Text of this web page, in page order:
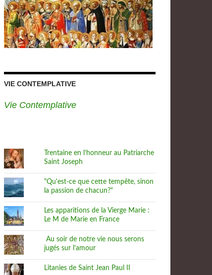
VIE CONTEMPLATIVE
Vie Contemplative
Trentaine en l’honneur au Patriarche
Saint Joseph
"Qu'est-ce que cette tempête, sinon
la passion de chacun?"
Les apparitions de la Vierge Marie :
Le M de Marie en France
Au soir de notre vie nous serons
jugés sur l’amour
Litanies de Saint Jean Paul II